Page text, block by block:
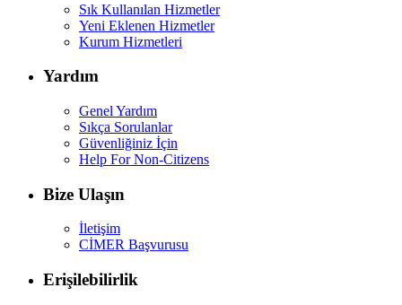
Sık Kullanılan Hizmetler
Yeni Eklenen Hizmetler
Kurum Hizmetleri
Yardım
Genel Yardım
Sıkça Sorulanlar
Güvenliğiniz İçin
Help For Non-Citizens
Bize Ulaşın
İletişim
CİMER Başvurusu
Erişilebilirlik